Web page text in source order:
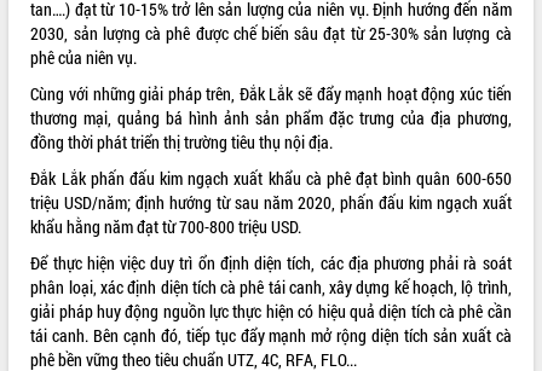
văn hóa, thể thao đáp ứng yêu cầu
phát triển mới
Thường trực HĐND tỉnh Đắk Lắk gặp
mặt Đoàn chuyên gia y tế TP. Hồ Chí
Minh
Lễ truy điệu và an táng hài cốt liệt sĩ
tại Nghĩa trang Liệt sĩ xã Sơn Hòa
Bàn giải pháp tháo gỡ khó khăn trong
xuất khẩu sầu riêng và triển khai quy
định EUDR
Thứ trưởng Bộ Nông nghiệp và Môi
trường Nguyễn Hoàng Hiệp khảo sát
vùng trồng và doanh nghiệp đóng gói
sầu riêng tại Đắk Lắk
Hôm nay: 20728
Tất cả: 66106396
tan….) đạt từ 10-15% trở lên sản lượng của niên vụ. Định hướng đến năm
2030, sản lượng cà phê được chế biến sâu đạt từ 25-30% sản lượng cà
phê của niên vụ.
Cùng với những giải pháp trên, Đắk Lắk sẽ đẩy mạnh hoạt động xúc tiến
thương mại, quảng bá hình ảnh sản phẩm đặc trưng của địa phương,
đồng thời phát triển thị trường tiêu thụ nội địa.
Đắk Lắk phấn đấu kim ngạch xuất khẩu cà phê đạt bình quân 600-650
triệu USD/năm; định hướng từ sau năm 2020, phấn đấu kim ngạch xuất
khẩu hằng năm đạt từ 700-800 triệu USD.
Để thực hiện việc duy trì ổn định diện tích, các địa phương phải rà soát
phân loại, xác định diện tích cà phê tái canh, xây dựng kế hoạch, lộ trình,
giải pháp huy động nguồn lực thực hiện có hiệu quả diện tích cà phê cần
tái canh. Bên cạnh đó, tiếp tục đẩy mạnh mở rộng diện tích sản xuất cà
phê bền vững theo tiêu chuẩn UTZ, 4C, RFA, FLO...